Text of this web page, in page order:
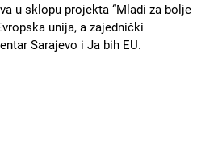
u sklopu projekta “Mladi za bolje
unija, a zajednički
Sarajevo i Ja bih EU.